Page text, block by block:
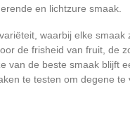
en lichtzure smaak.
waarbij elke smaak
de frisheid van fruit, de
van de beste smaak blijft
te testen om degene te